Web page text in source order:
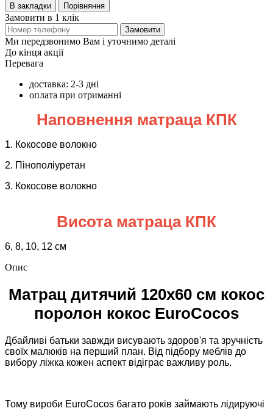
В закладки
Порівняння
Замовити в 1 клік
Замовити
Ми передзвонимо Вам і уточнимо деталі
До кінця акції
Перевага
доставка: 2-3 дні
оплата при отриманні
Наповнення матраца КПК
1. Кокосове волокно
2. Пінополіуретан
3. Кокосове волокно
Висота матраца КПК
6, 8, 10, 12 см
Опис
Матрац дитячий 120х60 см кокос
поролон кокос EuroCocos
Дбайливі батьки завжди висувають здоров'я та зручність
своїх малюків на перший план. Від підбору меблів до
вибору ліжка кожен аспект відіграє важливу роль.
Тому вироби EuroCocos багато років займають лідируючі